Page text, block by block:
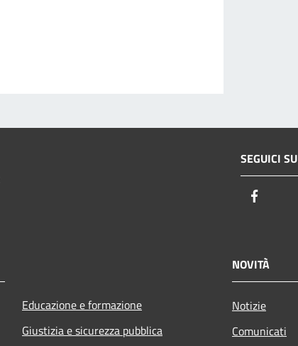
SEGUICI SU
Educazione e formazione
Giustizia e sicurezza pubblica
NOVITÀ
Notizie
Comunicati